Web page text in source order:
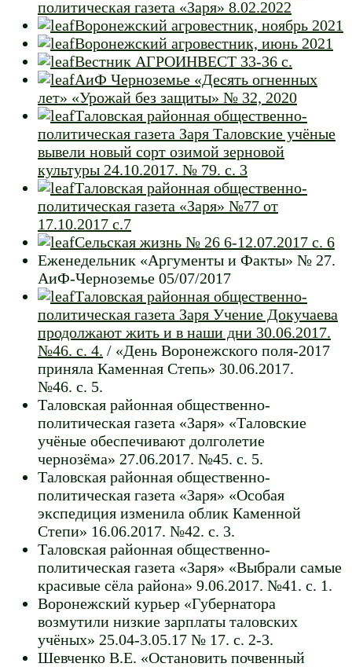
политическая газета «Заря» 8.02.2022
Воронежский агровестник, ноябрь 2021
Воронежский агровестник, июнь 2021
Вестник АГРОИНВЕСТ 33-36 с.
АиФ Черноземье «Десять огненных
лет» «Урожай без защиты» № 32, 2020
Таловская районная общественно-
политическая газета Заря Таловские учёные
вывели новый сорт озимой зерновой
культуры 24.10.2017. № 79. с. 3
Таловская районная общественно-
политическая газета «Заря» №77 от
17.10.2017 с.7
Сельская жизнь № 26 6-12.07.2017 с. 6
Еженедельник «Аргументы и Факты» № 27.
АиФ-Черноземье 05/07/2017
Таловская районная общественно-
политическая газета Заря Учение Докучаева
продолжают жить и в наши дни 30.06.2017.
№46. с. 4. / «День Воронежского поля-2017
приняла Каменная Степь» 30.06.2017.
№46. с. 5.
Таловская районная общественно-
политическая газета «Заря» «Таловские
учёные обеспечивают долголетие
чернозёма» 27.06.2017. №45. с. 5.
Таловская районная общественно-
политическая газета «Заря» «Особая
экспедиция изменила облик Каменной
Степи» 16.06.2017. №42. с. 3.
Таловская районная общественно-
политическая газета «Заря» «Выбрали самые
красивые сёла района» 9.06.2017. №41. с. 1.
Воронежский курьер «Губернатора
возмутили низкие зарплаты таловских
учёных» 25.04-3.05.17 № 17. с. 2-3.
Шевченко В.Е. «Остановить почвенный